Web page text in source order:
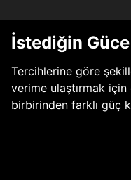
İstediğin
Tercihlerine göre
verime ulaştırmak
birbirinden farklı güç